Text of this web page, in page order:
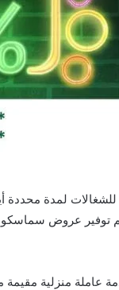
لمدة محددة
توفير عروض سماسكو